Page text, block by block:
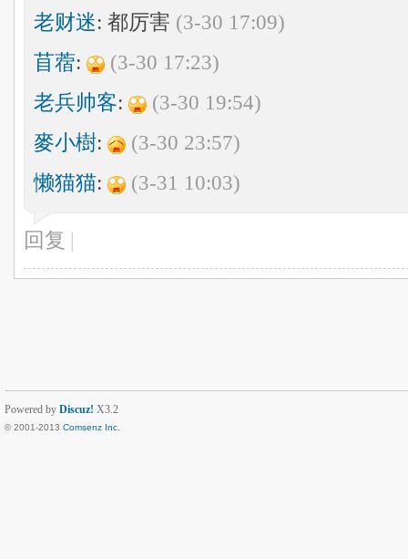
老财迷: 都厉害 (3-30 17:09)
苜蓿:
(3-30 17:23)
老兵帅客:
(3-30 19:54)
麥小樹:
(3-30 23:57)
懒猫猫: (3-31 10:03)
回复 |
Powered by Discuz! X3.2
© 2001-2013 Comsenz Inc.